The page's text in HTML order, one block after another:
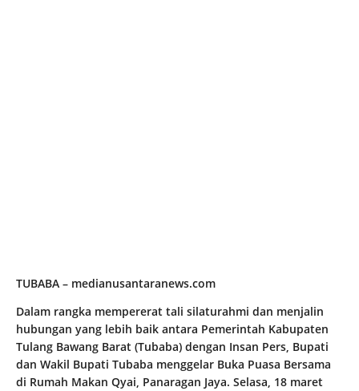
TUBABA – medianusantaranews.com
Dalam rangka mempererat tali silaturahmi dan menjalin
hubungan yang lebih baik antara Pemerintah Kabupaten
Tulang Bawang Barat (Tubaba) dengan Insan Pers, Bupati
dan Wakil Bupati Tubaba menggelar Buka Puasa Bersama
di Rumah Makan Qyai, Panaragan Jaya. Selasa, 18 maret